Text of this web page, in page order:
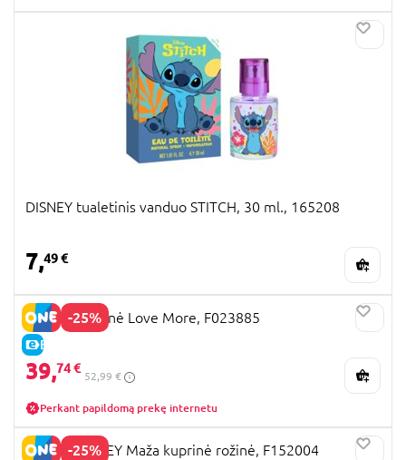
DISNEY tualetinis vanduo STITCH, 30 ml., 165208
7,49 €
-25%
E-KAINA
STITCH kuprinė Love More, F023885
39,74 €
52,99 €
Perkant papildomą prekę internetu
-25%
STITCH DISNEY Maža kuprinė rožinė, F152004